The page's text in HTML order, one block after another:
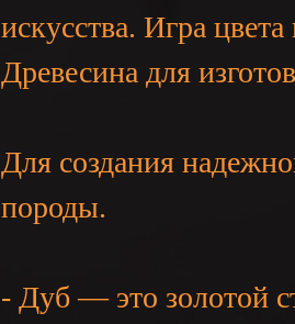
искусства. Игра
Древесина для
Для создания
породы.
- Дуб — это золотой